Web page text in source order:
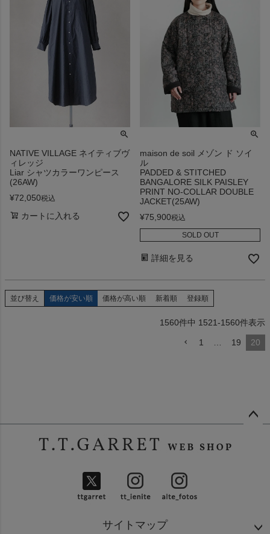
NATIVE VILLAGE ネイティブヴ
ィレッジ
Liar シャツカラーワンピース
(26AW)
¥72,050税込
カートに入れる
maison de soil メゾン ド ソイ
ル
PADDED & STITCHED
BANGALORE SILK PAISLEY
PRINT NO-COLLAR DOUBLE
JACKET(25AW)
¥75,900税込
SOLD OUT
詳細を見る
並び替え 価格が安い順 価格が高い順 新着順 登録順
1560件中 1521-1560件表示
1 … 19 20
サイトマップ